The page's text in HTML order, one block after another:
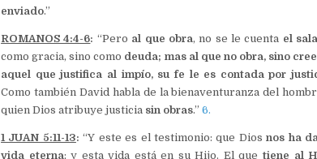
enviado.”
ROMANOS 4:4-6: “Pero al que obra, no se le cuenta el
como gracia, sino como deuda; mas al que no obra, sino
aquel que justifica al impío, su fe le es contada por
Como también David habla de la bienaventuranza del
quien Dios atribuye justicia sin obras.”6.
1 JUAN 5:11-13: “Y este es el testimonio: que Diosnos ha
vida eterna; y esta vida está en su Hijo. El quetiene al